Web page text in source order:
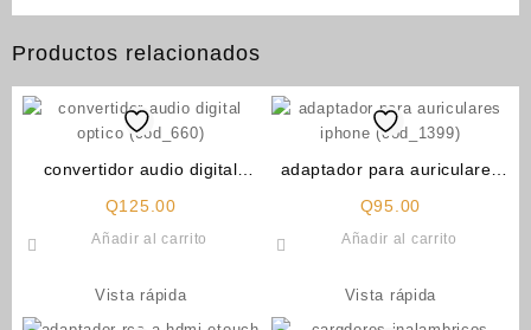
Productos relacionados
convertidor audio digital
Q125.00
Añadir al carrito
Vista rápida
adaptador para auriculares
Q95.00
Añadir al carrito
Vista rápida